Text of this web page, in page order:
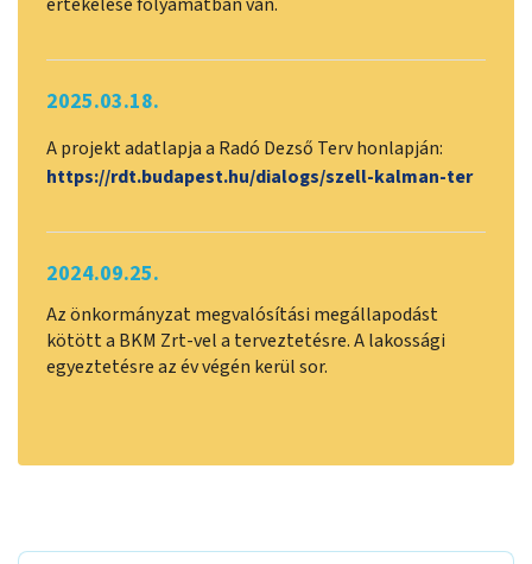
2025.03.18.
A projekt adatlapja a Radó Dezső Terv honlapján:
https://rdt.budapest.hu/dialogs/szell-kalman-ter
2024.09.25.
Az önkormányzat megvalósítási megállapodást
kötött a BKM Zrt-vel a terveztetésre. A lakossági
egyeztetésre az év végén kerül sor.